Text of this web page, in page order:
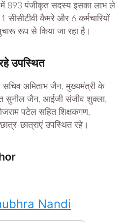
में 893 पंजीकृत सदस्य इसका लाभ ले
कैमरे और 6 कर्मचारियों
रूप से किया जा रहा है।
उपस्थित
अमिताभ जैन, मुख्यमंत्री के
सुनील जैन, आईजी संजीव शुक्ला,
पटेल सहित शिक्षकगण,
छात्राएं उपस्थित रहे।
Nandi